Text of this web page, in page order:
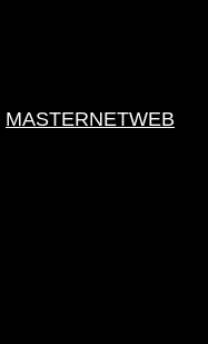
MASTERNETWEB